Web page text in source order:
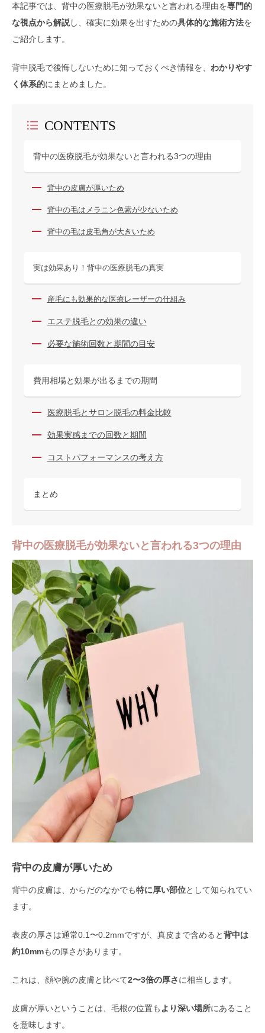
本記事では、背中の医療脱毛が効果ないと言われる理由を専門的
な視点から解説し、確実に効果を出すための具体的な施術方法を
ご紹介します。
背中脱毛で後悔しないために知っておくべき情報を、 わかりやす
く体系的にまとめました。
CONTENTS
背中の医療脱毛が効果ないと言われる3つの理由
背中の皮膚が厚いため
背中の毛はメラニン色素が少ないため
背中の毛は皮毛角が大きいため
実は効果あり！背中の医療脱毛の真実
産毛にも効果的な医療レーザーの仕組み
エステ脱毛との効果の違い
必要な施術回数と期間の目安
費用相場と効果が出るまでの期間
医療脱毛とサロン脱毛の料金比較
効果実感までの回数と期間
コストパフォーマンスの考え方
まとめ
背中の医療脱毛が効果ないと言われる3つの理由
背中の皮膚が厚いため
背中の皮膚は、からだのなかでも特に厚い部位として知られてい
ます。
表皮の厚さは通常0.1〜0.2mmですが、真皮まで含めると背中は
約10mmもの厚さがあります。
これは、顔や腕の皮膚と比べて2〜3倍の厚さに相当します。
皮膚が厚いということは、毛根の位置も より深い場所にあること
を意味します。